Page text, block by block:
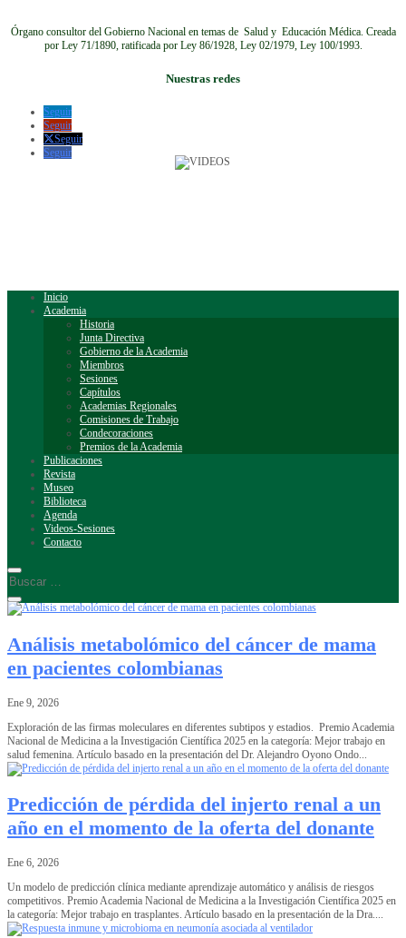
Órgano consultor del Gobierno Nacional en temas de Salud y Educación Médica. Creada
por Ley 71/1890, ratificada por Ley 86/1928, Ley 02/1979, Ley 100/1993.
Nuestras redes
Seguir
Seguir
Seguir
Seguir
Inicio
Academia
Historia
Junta Directiva
Gobierno de la Academia
Miembros
Sesiones
Capítulos
Academias Regionales
Comisiones de Trabajo
Condecoraciones
Premios de la Academia
Publicaciones
Revista
Museo
Biblioteca
Agenda
Videos-Sesiones
Contacto
Análisis metabolómico del cáncer de mama
en pacientes colombianas
Ene 9, 2026
Exploración de las firmas moleculares en diferentes subtipos y estadios. Premio Academia
Nacional de Medicina a la Investigación Científica 2025 en la categoría: Mejor trabajo en
salud femenina. Artículo basado en la presentación del Dr. Alejandro Oyono Ondo...
Predicción de pérdida del injerto renal a un
año en el momento de la oferta del donante
Ene 6, 2026
Un modelo de predicción clínica mediante aprendizaje automático y análisis de riesgos
competitivos. Premio Academia Nacional de Medicina a la Investigación Científica 2025 en
la categoría: Mejor trabajo en trasplantes. Artículo basado en la presentación de la Dra....